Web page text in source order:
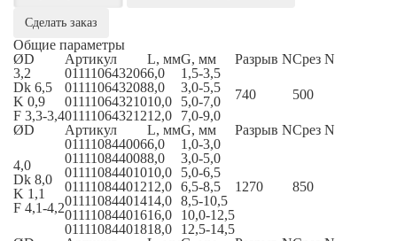
Сделать заказ
Общие параметры
ØD
Артикул L, ммG, мм Разрыв NСрез N
3,2
Dk 6,5
K 0,9
F 3,3-3,4
0111106432066,0
1,5-3,5
740
500
0111106432088,0
3,0-5,5
01111064321010,0
5,0-7,0
01111064321212,0
7,0-9,0
ØD
Артикул L, ммG, мм Разрыв NСрез N
4,0
Dk 8,0
K 1,1
F 4,1-4,2
0111108440066,0 1,0-3,0
1270 850
0111108440088,0
3,0-5,0
01111084401010,0
5,0-6,5
01111084401212,0 6,5-8,5
01111084401414,0 8,5-10,5
01111084401616,0
10,0-12,5
01111084401818,0
12,5-14,5